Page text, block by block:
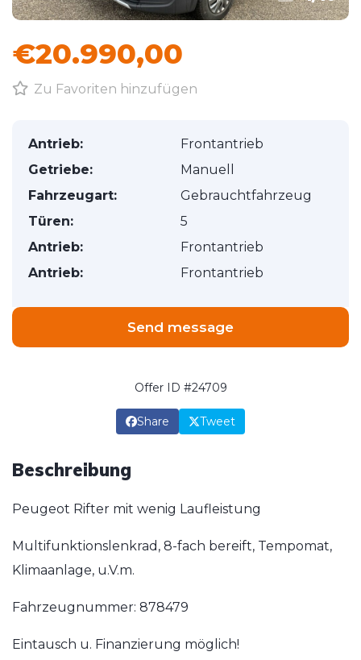
€20.990,00
Zu Favoriten hinzufügen
Antrieb:
Frontantrieb
Getriebe:
Manuell
Fahrzeugart:
Gebrauchtfahrzeug
Türen:
5
Antrieb:
Frontantrieb
Antrieb:
Frontantrieb
Send message
Offer ID #24709
Share Tweet
Beschreibung
Peugeot Rifter mit wenig Laufleistung
Multifunktionslenkrad, 8-fach bereift, Tempomat,
Klimaanlage, u.V.m.
Fahrzeugnummer: 878479
Eintausch u. Finanzierung möglich!